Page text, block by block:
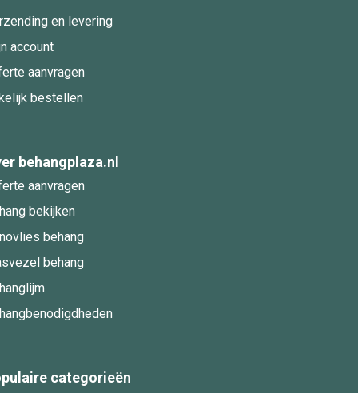
en levering
account
aanvragen
bestellen
behangplaza.nl
aanvragen
bekijken
behang
behang
categorieën